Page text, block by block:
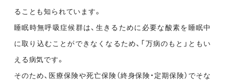
ることも知られています。
睡眠時無呼吸症候群は、生きるために必要な酸素を睡眠中
に取り込むことができなくなるため、「万病のもと」ともい
える病気です。
そのため、医療保険や死亡保険（終身保険・定期保険）でそな